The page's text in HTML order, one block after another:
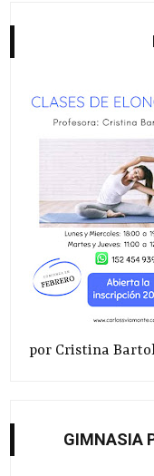
por Cristina
GIMNASIA